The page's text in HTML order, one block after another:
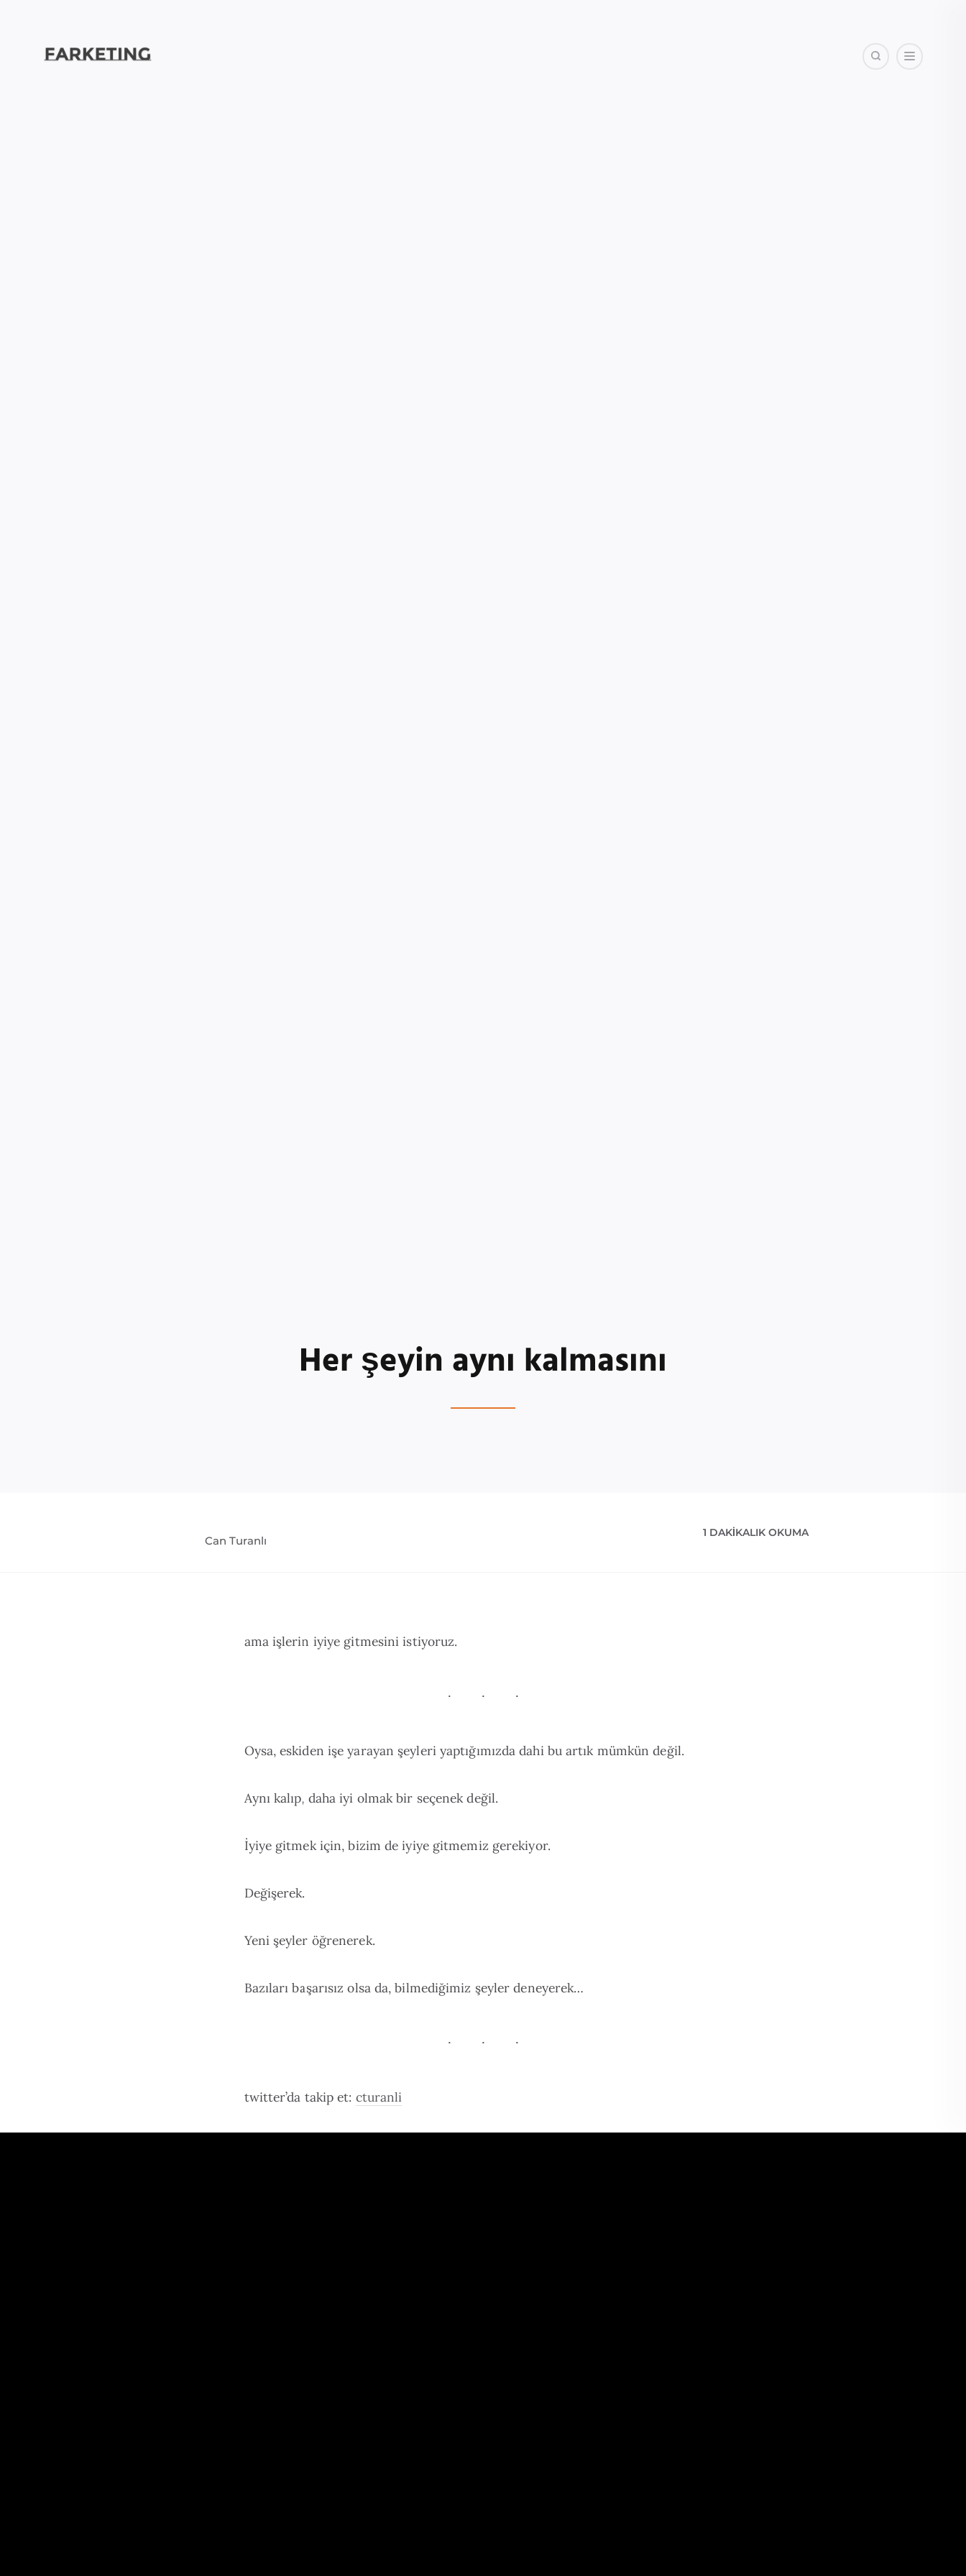
Her şeyin aynı kalmasını
Can Turanlı
1 DAKIKALIK OKUMA
ama işlerin iyiye gitmesini istiyoruz.
Oysa, eskiden işe yarayan şeyleri yaptığımızda dahi bu artık mümkün değil.
Aynı kalıp, daha iyi olmak bir seçenek değil.
İyiye gitmek için, bizim de iyiye gitmemiz gerekiyor.
Değişerek.
Yeni şeyler öğrenerek.
Bazıları başarısız olsa da, bilmediğimiz şeyler deneyerek…
twitter’da takip et: cturanli